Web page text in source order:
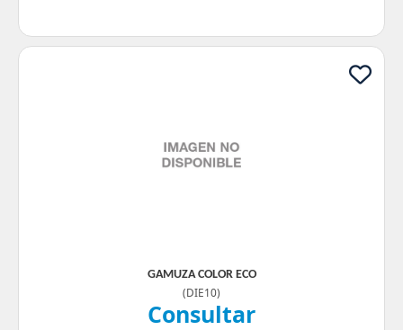
GAMUZA COLOR ECO
(DIE10)
Consultar